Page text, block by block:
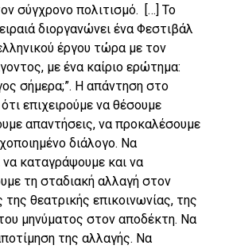
σύγχρονο πολιτισμό. […] Το
διοργανώνει ένα Φεστιβάλ
έργου τώρα με τον
με ένα καίριο ερώτημα:
σήμερα;”. Η απάντηση στο
επιχειρούμε να θέσουμε
απαντήσεις, να προκαλέσουμε
διάλογο. Να
καταγράψουμε και να
τη σταδιακή αλλαγή στον
θεατρικής επικοινωνίας, της
μηνύματος στον αποδέκτη. Να
της αλλαγής. Να